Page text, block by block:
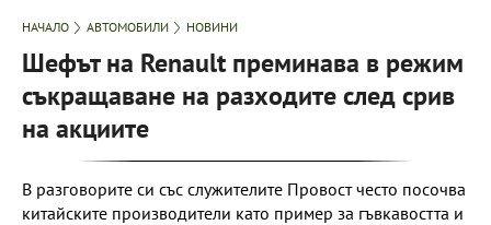
НАЧАЛО АВТОМОБИЛИ НОВИНИ
Шефът на Renault преминава в режим
съкращаване на разходите след срив
на акциите
В разговорите си със служителите Провост често посочва
китайските производители като пример за гъвкавостта и